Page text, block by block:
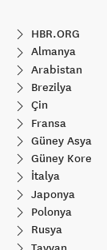
HBR.ORG
Almanya
Arabistan
Brezilya
Çin
Fransa
Güney Asya
Güney Kore
İtalya
Japonya
Polonya
Rusya